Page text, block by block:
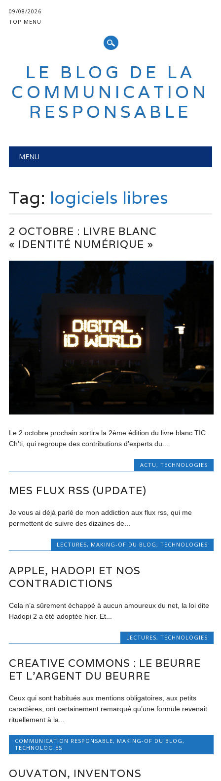
09/08/2026
TOP MENU
LE BLOG DE LA
COMMUNICATION
RESPONSABLE
Main menu
MENU
Tag: logiciels libres
2 OCTOBRE : LIVRE BLANC
« IDENTITÉ NUMÉRIQUE »
Le 2 octobre prochain sortira la 2ème édition du livre blanc TIC
Ch’ti, qui regroupe des contributions d’experts du...
ACTU , TECHNOLOGIES
MES FLUX RSS (UPDATE)
Je vous ai déjà parlé de mon addiction aux flux rss, qui me
permettent de suivre des dizaines de...
LECTURES, MAKING-OF DU BLOG, TECHNOLOGIES
APPLE, HADOPI ET NOS
CONTRADICTIONS
Cela n’a sûrement échappé à aucun amoureux du net, la loi dite
Hadopi 2 a été adoptée hier. Et...
LECTURES, TECHNOLOGIES
CREATIVE COMMONS : LE BEURRE
ET L’ARGENT DU BEURRE
Ceux qui sont habitués aux mentions obligatoires, aux petits
caractères, ont certainement remarqué qu’une formule revenait
rituellement à la...
COMMUNICATION RESPONSABLE, MAKING-OF DU BLOG ,
TECHNOLOGIES
OUVATON, INVENTONS